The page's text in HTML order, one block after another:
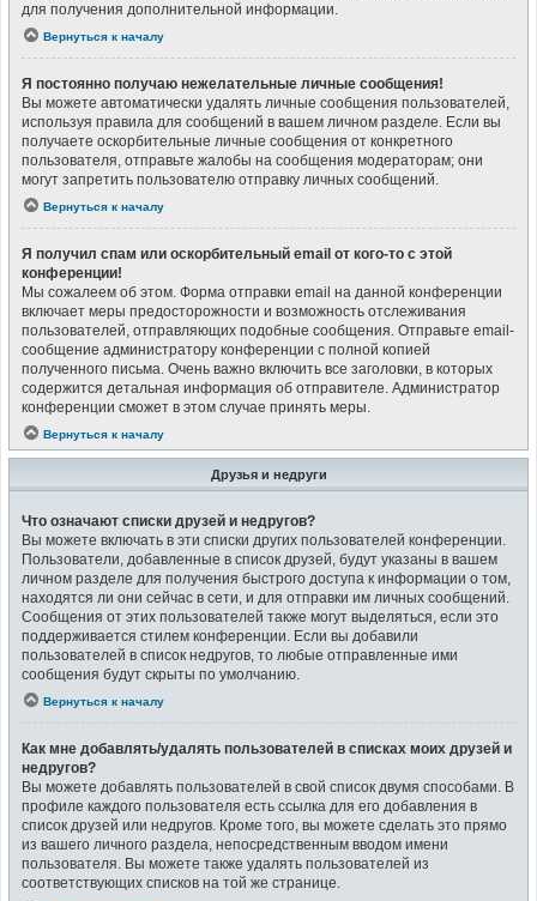
для получения дополнительной информации.
Вернуться к началу
Я постоянно получаю нежелательные личные сообщения!
Вы можете автоматически удалять личные сообщения пользователей,
используя правила для сообщений в вашем личном разделе. Если вы
получаете оскорбительные личные сообщения от конкретного
пользователя, отправьте жалобы на сообщения модераторам; они
могут запретить пользователю отправку личных сообщений.
Вернуться к началу
Я получил спам или оскорбительный email от кого-то с этой
конференции!
Мы сожалеем об этом. Форма отправки email на данной конференции
включает меры предосторожности и возможность отслеживания
пользователей, отправляющих подобные сообщения. Отправьте email-
сообщение администратору конференции с полной копией
полученного письма. Очень важно включить все заголовки, в которых
содержится детальная информация об отправителе. Администратор
конференции сможет в этом случае принять меры.
Вернуться к началу
Друзья и недруги
Что означают списки друзей и недругов?
Вы можете включать в эти списки других пользователей конференции.
Пользователи, добавленные в список друзей, будут указаны в вашем
личном разделе для получения быстрого доступа к информации о том,
находятся ли они сейчас в сети, и для отправки им личных сообщений.
Сообщения от этих пользователей также могут выделяться, если это
поддерживается стилем конференции. Если вы добавили
пользователей в список недругов, то любые отправленные ими
сообщения будут скрыты по умолчанию.
Вернуться к началу
Как мне добавлять/удалять пользователей в списках моих друзей и
недругов?
Вы можете добавлять пользователей в свой список двумя способами. В
профиле каждого пользователя есть ссылка для его добавления в
список друзей или недругов. Кроме того, вы можете сделать это прямо
из вашего личного раздела, непосредственным вводом имени
пользователя. Вы можете также удалять пользователей из
соответствующих списков на той же странице.